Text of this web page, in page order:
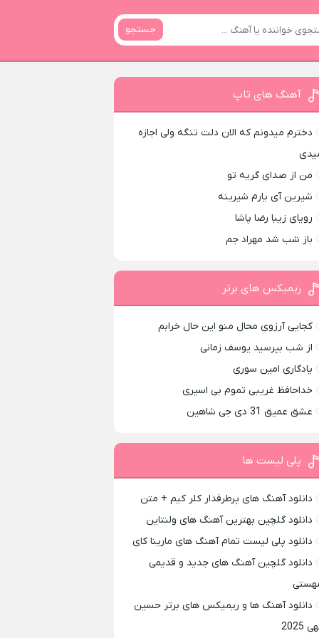
جستجو
آهنگ های تاپ
دخترم میدونم که الان دلت تنگه ولی اجازه
من از صدای گريه تو
شیرین آی یارم شیرینه
رویای زیبا رضا پاشا
باز شب شد مهراد جم
ریمیکس های برتر
کجایی آرزوی محال منو این حال خرابم
از شب بپرسید یوسف زمانی
یادگاری امین سوری
خداحافظ غریبی تموم بی اسیری
عشق عمیق 31 دی جی شاهین
پلی لیست ها
دانلود آهنگ های پرطرفدار کلر کیم + متن
دانلود گلچین بهترین آهنگ های ولنتاین
دانلود پلی لیست تمام آهنگ های مارینا کای
دانلود گلچین آهنگ های جدید و قدیمی
دانلود آهنگ ها و ریمیکس های برتر حسین
2025